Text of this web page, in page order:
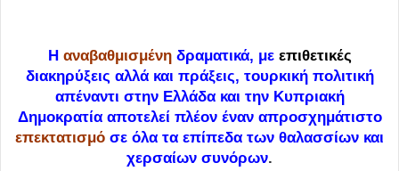
Η αναβαθμισμένηδραματικά, με επιθετικές
διακηρύξεις αλλά και πράξεις, τουρκική πολιτική
απέναντι στην Ελλάδα και την Κυπριακή
Δημοκρατία αποτελεί πλέον έναν απροσχημάτιστο
επεκτατισμό σε όλα τα επίπεδα των θαλασσίων και
χερσαίων συνόρων.